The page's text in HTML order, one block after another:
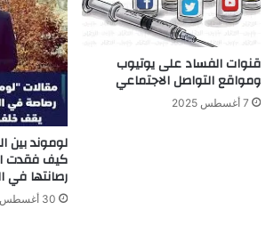
قنوات الفساد على يوتيوب
ومواقع التواصل الاجتماعي
7 أغسطس 2025
لوموند بين
كيف فقدت
رصانتها في
30 أغسطس 2025